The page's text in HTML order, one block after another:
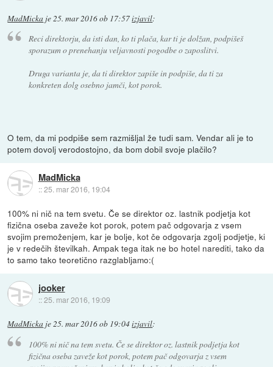
MadMicka je25. mar 2016 ob 17:57izjavil:
Reci direktorju, da isti dan, ko ti plača, kar ti je dolžan, podpišeš
sporazum o prenehanju veljavnosti pogodbe o zaposlitvi.
Druga varianta je, da ti direktor zapiše in podpiše, da ti za
konkreten dolg osebno jamči, kot porok.
O tem, da mi podpiše sem razmišljal že tudi sam. Vendar ali je to
potem dovolj verodostojno, da bom dobil svoje plačilo?
MadMicka
::25. mar 2016, 19:04
100% ni nič na tem svetu. Če se direktor oz. lastnik podjetja kot
fizična oseba zaveže kot porok, potem pač odgovarja z vsem
svojim premoženjem, kar je bolje, kot če odgovarja zgolj podjetje, ki
je v redečih številkah. Ampak tega itak ne bo hotel narediti, tako da
to samo tako teoretično razglabljamo:(
jooker
::25. mar 2016, 19:09
MadMicka je25. mar 2016 ob 19:04izjavil:
100% ni nič na tem svetu. Če se direktor oz. lastnik podjetja kot
fizična oseba zaveže kot porok, potem pač odgovarja z vsem